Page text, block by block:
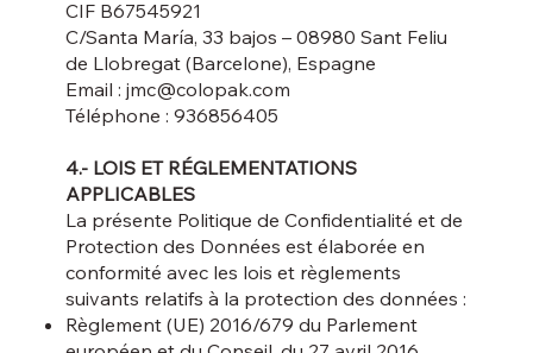
CIF B67545921
C/Santa María, 33 bajos – 08980 Sant Feliu
de Llobregat (Barcelone), Espagne
Email : jmc@colopak.com
Téléphone : 936856405
4.- LOIS ET RÉGLEMENTATIONS
APPLICABLES
La présente Politique de Confidentialité et de
Protection des Données est élaborée en
conformité avec les lois et règlements
suivants relatifs à la protection des données :
Règlement (UE) 2016/679 du Parlement